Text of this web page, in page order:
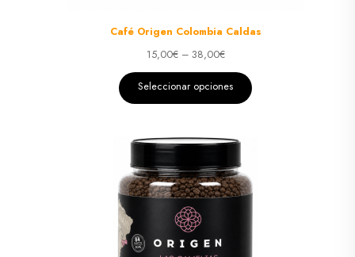
Café Origen Colombia Caldas
15,00€– 38,00€
Seleccionar opciones